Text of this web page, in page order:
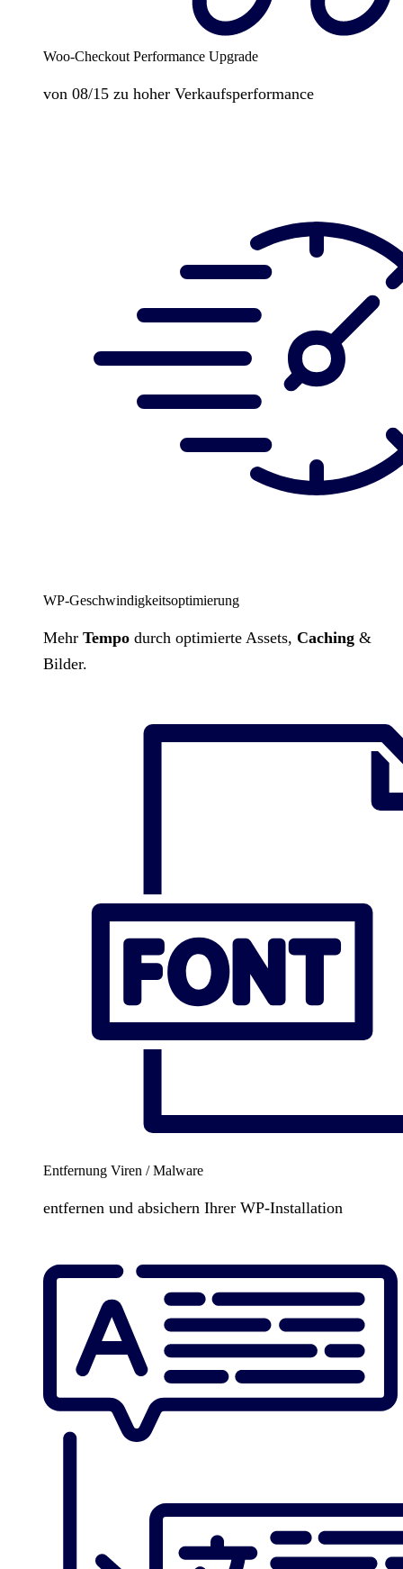
Woo-Checkout Performance Upgrade
von 08/15 zu hoher Verkaufsperformance
WP-Geschwindigkeitsoptimierung
Mehr Tempo durch optimierte Assets, Caching &
Bilder.
Entfernung Viren / Malware
entfernen und absichern Ihrer WP-Installation